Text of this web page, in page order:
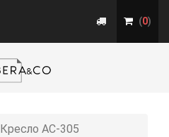
(0)
Кресло АС-305